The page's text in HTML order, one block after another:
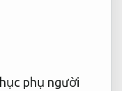
phụ người